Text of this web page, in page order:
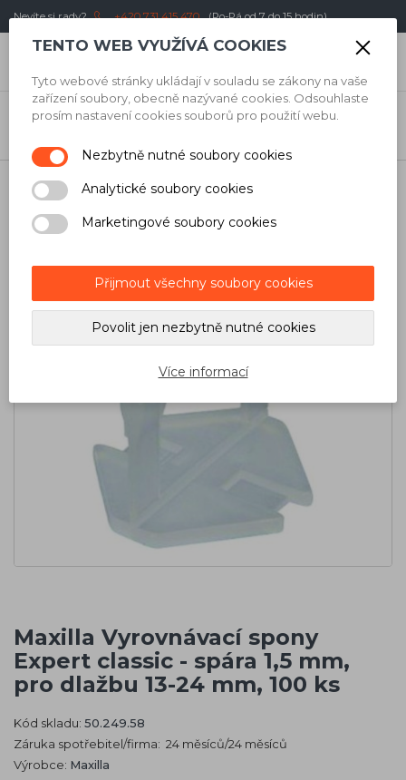
Nevíte si rady? +420 731 415 470 (Po-Pá od 7 do 15 hodin)
Úvod / Obkladači / Vyrovnávací systémy /
Spony, klipy,
podstavce
Maxilla Vyrovnávací spony Expert classic - spára 1,5 mm,
Maxilla Vyrovnávací spony
Expert classic - spára 1,5 mm,
pro dlažbu 13-24 mm, 100 ks
Kód skladu: 50.249.58
Záruka spotřebitel/firma: 24 měsíců/24 měsíců
Výrobce: Maxilla
TENTO WEB VYUŽÍVÁ COOKIES
Tyto webové stránky ukládají v souladu se zákony na vaše
zařízení soubory, obecně nazývané cookies. Odsouhlaste
prosím nastavení cookies souborů pro použití webu.
Nezbytně nutné soubory cookies
Analytické soubory cookies
Marketingové soubory cookies
Přijmout všechny soubory cookies
Povolit jen nezbytně nutné cookies
Více informací